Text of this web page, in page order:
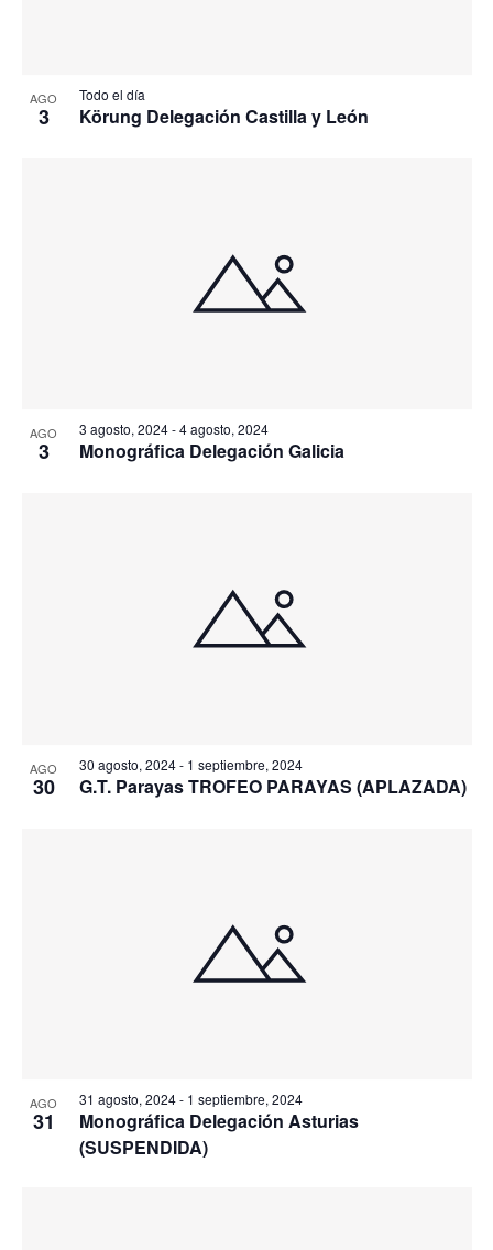
AGO
3
Todo el día
Körung Delegación Castilla y León
AGO
3
3 agosto, 2024-4 agosto, 2024
Monográfica Delegación Galicia
AGO
30
30 agosto, 2024- 1 septiembre, 2024
G.T. Parayas TROFEO PARAYAS (APLAZADA)
AGO
31
31 agosto, 2024- 1 septiembre, 2024
Monográfica Delegación Asturias
(SUSPENDIDA)